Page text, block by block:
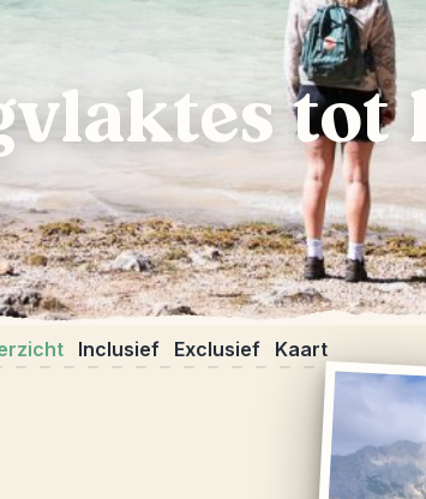
tot
Inclusief Exclusief Kaart